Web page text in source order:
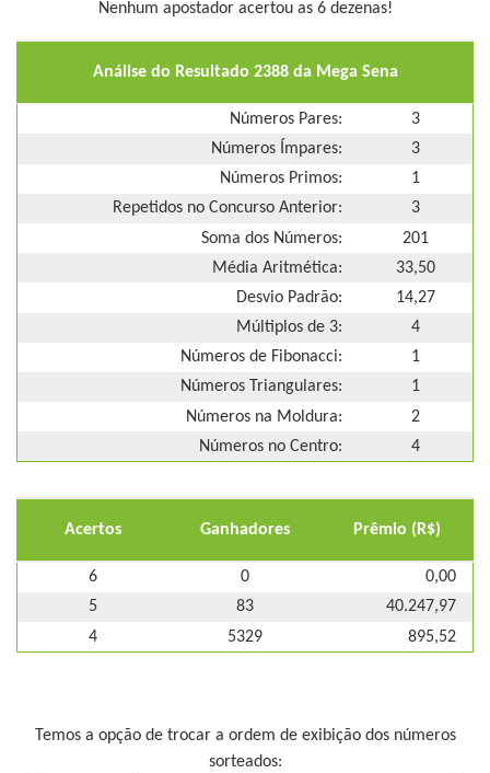
Nenhum apostador acertou as 6 dezenas!
Análise do Resultado 2388 da Mega Sena
Números Pares:
3
Números Ímpares:
3
Números Primos:
1
Repetidos no Concurso Anterior:
3
Soma dos Números:
201
Média Aritmética:
33,50
Desvio Padrão:
14,27
Múltiplos de 3:
4
Números de Fibonacci:
1
Números Triangulares:
1
Números na Moldura:
2
Números no Centro:
4
Acertos Ganhadores Prêmio (R$)
6 0
0,00
5
83
40.247,97
4
5329 895,52
Temos a opção de trocar a ordem de exibição dos números
sorteados: